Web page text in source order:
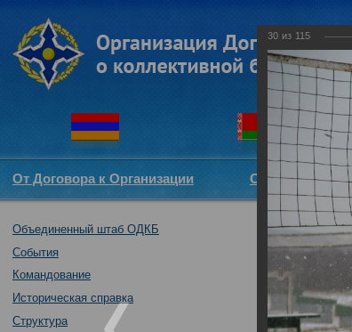
От Договора к Организации Структура
Объединенный штаб ОДКБ
События
Командование
Историческая справка
Структура
30.10.2018
30 из 115